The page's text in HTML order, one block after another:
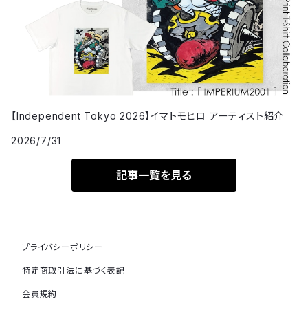
【Independent Tokyo 2026】イマトモヒロ アーティスト紹介
2026/7/31
記事一覧を見る
プライバシーポリシー
特定商取引法に基づく表記
会員規約